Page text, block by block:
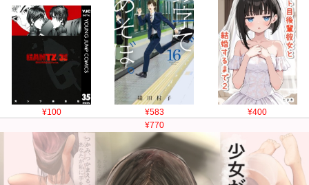
¥100 ¥583
¥400
¥770